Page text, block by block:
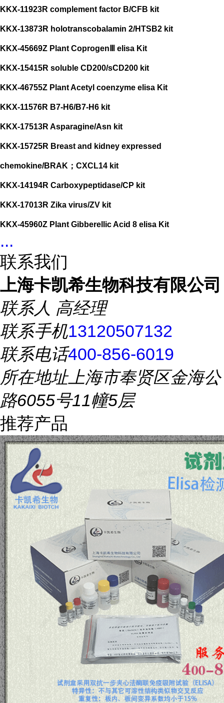
KKX-11923R complement factor B/CFB kit
KKX-13873R holotranscobalamin 2/HTSB2 kit
KKX-45669Z Plant CoprogenⅢ elisa Kit
KKX-15415R soluble CD200/sCD200 kit
KKX-46755Z Plant Acetyl coenzyme elisa Kit
KKX-11576R B7-H6/B7-H6 kit
KKX-17513R Asparagine/Asn kit
KKX-15725R Breast and kidney expressed
chemokine/BRAK；CXCL14 kit
KKX-14194R Carboxypeptidase/CP kit
KKX-17013R Zika virus/ZV kit
KKX-45960Z Plant Gibberellic Acid 8 elisa Kit
...
联系我们
上海卡凯希生物科技有限公司
联系人 高经理
联系手机13120507132
联系电话400-856-6019
所在地址上海市奉贤区金海公
路6055号11幢5层
推荐产品